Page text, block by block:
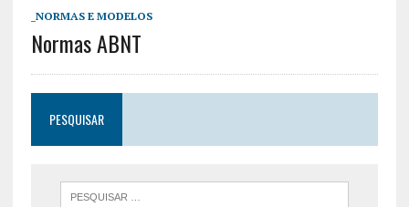
_NORMAS E MODELOS
Normas ABNT
PESQUISAR